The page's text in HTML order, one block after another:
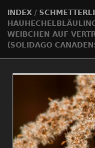
INDEX /
WEIBCHEN AUF
(SOLIDAGO